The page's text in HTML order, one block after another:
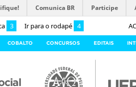
3 Ir para o rodapé 4
Comunica BR Participe
COBALTO CONCURSOS EDITAIS